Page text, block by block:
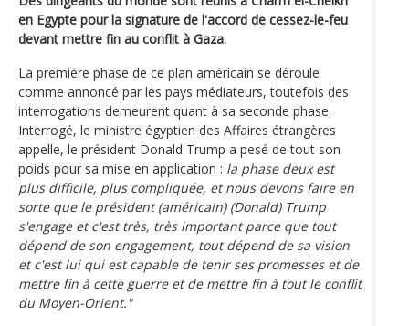
en Egypte pour la signature de l'accord de cessez-le-feu
devant mettre fin au conflit à Gaza.
La première phase de ce plan américain se déroule
comme annoncé par les pays médiateurs, toutefois des
interrogations demeurent quant à sa seconde phase.
Interrogé, le ministre égyptien des Affaires étrangères
appelle, le président Donald Trump a pesé de tout son
poids pour sa mise en application : la phase deux est
plus difficile, plus compliquée, et nous devons faire en
sorte que le président (américain) (Donald) Trump
s'engage et c'est très, très important parce que tout
dépend de son engagement, tout dépend de sa vision
et c'est lui qui est capable de tenir ses promesses et de
mettre fin à cette guerre et de mettre fin à tout le conflit
du Moyen-Orient."